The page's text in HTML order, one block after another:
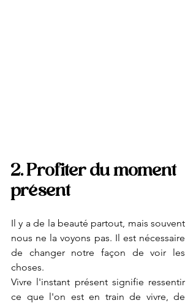
2. Profiter du moment
présent
Il y a de la beauté partout, mais souvent
nous ne la voyons pas. Il est nécessaire
de changer notre façon de voir les
choses.
Vivre l'instant présent signifie ressentir
ce que l'on est en train de vivre, de